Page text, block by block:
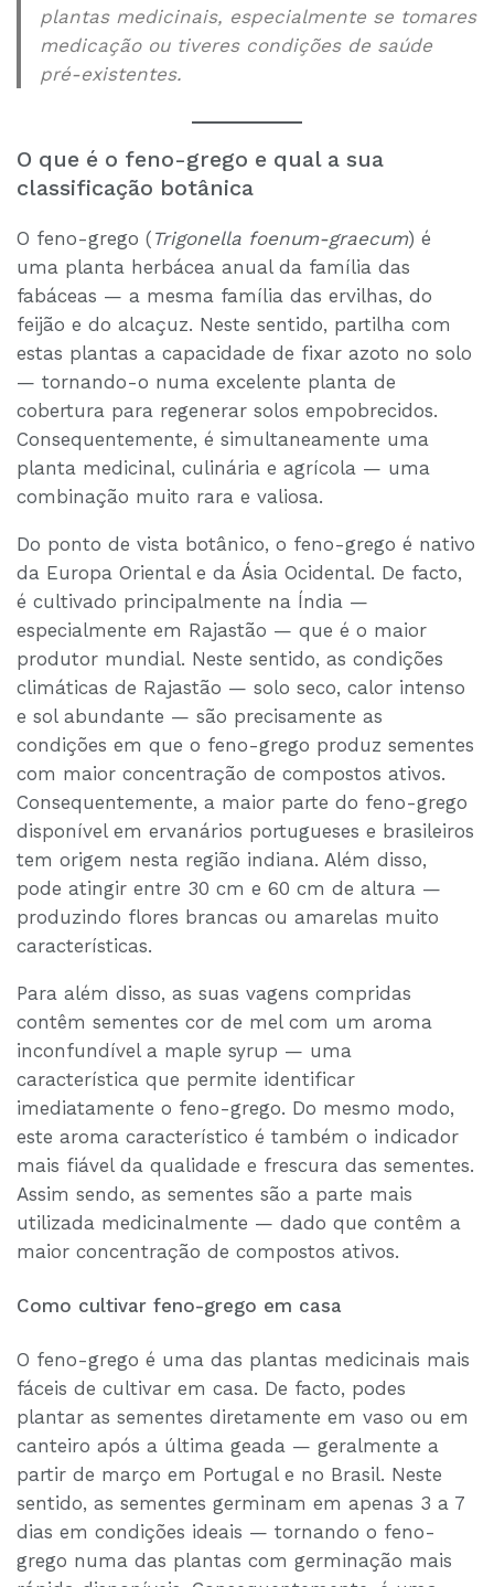
plantas medicinais, especialmente se tomares
medicação ou tiveres condições de saúde
pré-existentes.
O que é o feno-grego e qual a sua
classificação botânica
O feno-grego ( Trigonella foenum-graecum) é
uma planta herbácea anual da família das
fabáceas — a mesma família das ervilhas, do
feijão e do alcaçuz. Neste sentido, partilha com
estas plantas a capacidade de fixar azoto no solo
— tornando-o numa excelente planta de
cobertura para regenerar solos empobrecidos.
Consequentemente, é simultaneamente uma
planta medicinal, culinária e agrícola — uma
combinação muito rara e valiosa.
Do ponto de vista botânico, o feno-grego é nativo
da Europa Oriental e da Ásia Ocidental. De facto,
é cultivado principalmente na Índia —
especialmente em Rajastão — que é o maior
produtor mundial. Neste sentido, as condições
climáticas de Rajastão — solo seco, calor intenso
e sol abundante — são precisamente as
condições em que o feno-grego produz sementes
com maior concentração de compostos ativos.
Consequentemente, a maior parte do feno-grego
disponível em ervanários portugueses e brasileiros
tem origem nesta região indiana. Além disso,
pode atingir entre 30 cm e 60 cm de altura —
produzindo flores brancas ou amarelas muito
características.
Para além disso, as suas vagens compridas
contêm sementes cor de mel com um aroma
inconfundível a maple syrup — uma
característica que permite identificar
imediatamente o feno-grego. Do mesmo modo,
este aroma característico é também o indicador
mais fiável da qualidade e frescura das sementes.
Assim sendo, as sementes são a parte mais
utilizada medicinalmente — dado que contêm a
maior concentração de compostos ativos.
Como cultivar feno-grego em casa
O feno-grego é uma das plantas medicinais mais
fáceis de cultivar em casa. De facto, podes
plantar as sementes diretamente em vaso ou em
canteiro após a última geada — geralmente a
partir de março em Portugal e no Brasil. Neste
sentido, as sementes germinam em apenas 3 a 7
dias em condições ideais — tornando o feno-
grego numa das plantas com germinação mais